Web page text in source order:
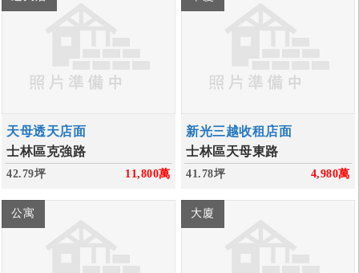
天母透天店面
士林區克強路
42.79坪 11,800萬
新光三越收租店面
士林區天母東路
41.78坪 4,980萬
公寓 大廈